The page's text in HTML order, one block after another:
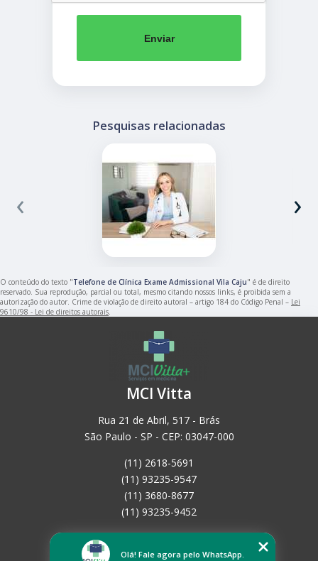
Enviar
Pesquisas relacionadas
‹ ›
O conteúdo do texto "Telefone de Clínica Exame Admissional Vila Caju" é de direito
reservado. Sua reprodução, parcial ou total, mesmo citando nossos links, é proibida sem a
autorização do autor. Crime de violação de direito autoral – artigo 184 do Código Penal – Lei
9610/98 - Lei de direitos autorais.
MCI Vitta
Rua 21 de Abril, 517 - Brás
São Paulo - SP - CEP: 03047-000
(11) 2618-5691
(11) 93235-9547
(11) 3680-8677
(11) 93235-9452
Empresa
Olá! Fale agora pelo WhatsApp.